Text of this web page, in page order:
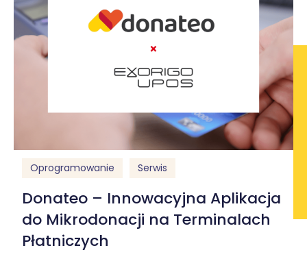
Oprogramowanie Serwis
Donateo – Innowacyjna Aplikacja
do Mikrodonacji na Terminalach
Płatniczych